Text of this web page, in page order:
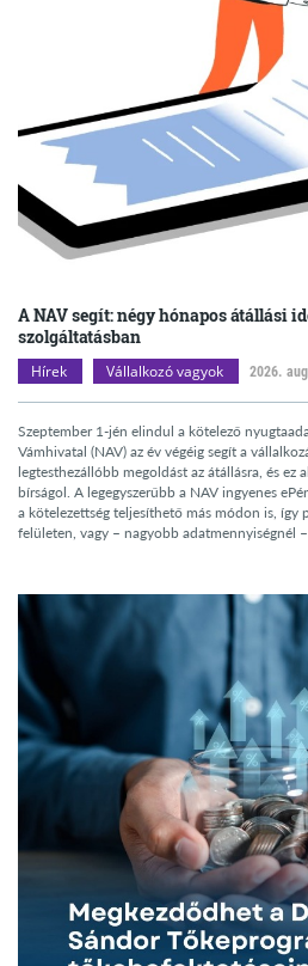
A NAV segít: négy hónapos átállási
szolgáltatásban
Hírek Vállalkozó vagyok 2026.
Szeptember 1-jén elindul a kötelező
Vámhivatal (NAV) az év végéig segít a
legtesthezállóbb megoldást az átállásra, és ez
bírságol. A legegyszerűbb a NAV ingyenes
a kötelezettség teljesíthető más módon is, így
felületen, vagy – nagyobb adatmennyiségnél